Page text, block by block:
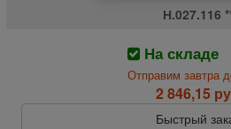
Н.027.116
На складе
Отправим завтра
2 846,15
Быстрый